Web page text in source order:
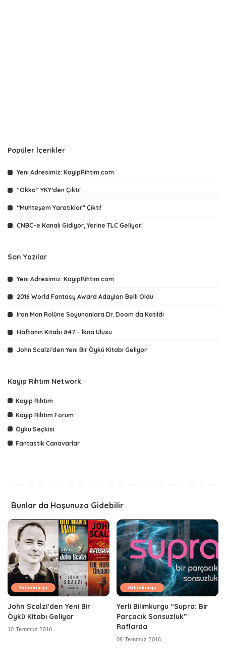
Popüler İçerikler
Yeni Adresimiz: KayipRihtim.com
“Okko” YKY’den Çıktı!
“Muhteşem Yaratıklar” Çıktı!
CNBC-e Kanalı Gidiyor, Yerine TLC Geliyor!
Son Yazılar
Yeni Adresimiz: KayipRihtim.com
2016 World Fantasy Award Adayları Belli Oldu
Iron Man Rolüne Soyunanlara Dr. Doom da Katıldı
Haftanın Kitabı #47 – İkna Ulusu
John Scalzi’den Yeni Bir Öykü Kitabı Geliyor
Kayıp Rıhtım Network
Kayıp Rıhtım
Kayıp Rıhtım Forum
Öykü Seçkisi
Fantastik Canavarlar
Bunlar da Hoşunuza Gidebilir
Bilimkurgu
John Scalzi’den Yeni Bir
Öykü Kitabı Geliyor
10 Temmuz 2016
Bilimkurgu
Yerli Bilimkurgu “Supra: Bir
Parçacık Sonsuzluk”
Raflarda
08 Temmuz 2016